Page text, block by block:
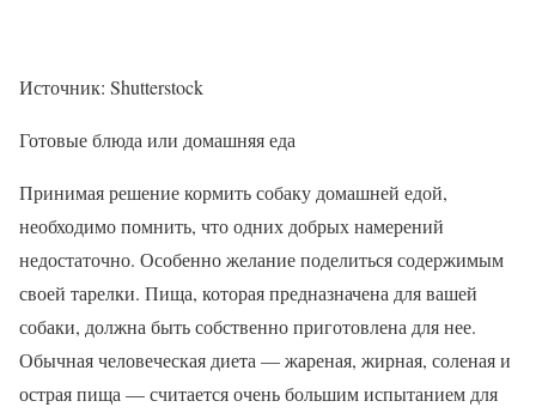
Источник: Shutterstock
Готовые блюда или домашняя еда
Принимая решение кормить собаку домашней едой,
необходимо помнить, что одних добрых намерений
недостаточно. Особенно желание поделиться содержимым
своей тарелки. Пища, которая предназначена для вашей
собаки, должна быть собственно приготовлена для нее.
Обычная человеческая диета — жареная, жирная, соленая и
острая пища — считается очень большим испытанием для